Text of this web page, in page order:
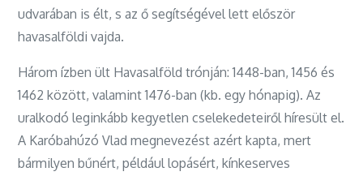
udvarában is élt, s az ő segítségével lett először
havasalföldi vajda.
Három ízben ült Havasalföld trónján: 1448-ban, 1456 és
1462 között, valamint 1476-ban (kb. egy hónapig). Az
uralkodó leginkább kegyetlen cselekedeteiről híresült el.
A Karóbahúzó Vlad megnevezést azért kapta, mert
bármilyen bűnért, például lopásért, kínkeserves